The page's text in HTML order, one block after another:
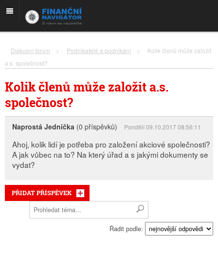
Diskusní fórum > Podnikatelé a podnikání >
Kolik členů může založit
a.s. společnost?
Kolik členů může založit a.s.
společnost?
Naprostá Jednička (0 příspěvků) Pondělí 09.10.2017 08:56:11
Ahoj, kolik lidí je potřeba pro založení akciové společnosti?
A jak vůbec na to? Na který úřad a s jakými dokumenty se
vydat?
PŘIDAT PŘÍSPĚVEK
Řadit podle: